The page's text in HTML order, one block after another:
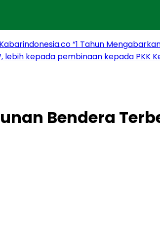
Kabarindonesia.co “1 Tahun
lebih kepada pembinaan kepada PKK
Bendera